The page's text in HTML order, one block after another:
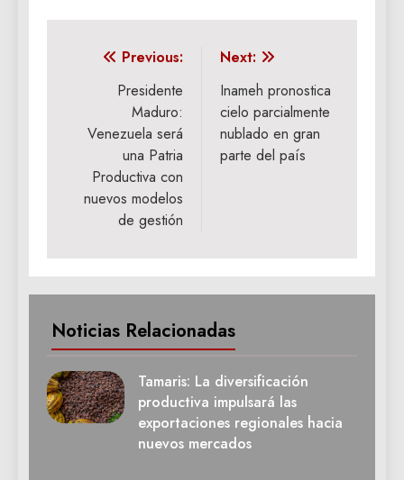
Navegación
entradas
Previous:
Presidente
Maduro:
Venezuela será
una Patria
Productiva con
nuevos modelos
de gestión
Next:
Inameh pronostica
cielo parcialmente
nublado en gran
parte del país
Noticias Relacionadas
Tamaris: La diversificación
productiva impulsará las
exportaciones regionales hacia
nuevos mercados